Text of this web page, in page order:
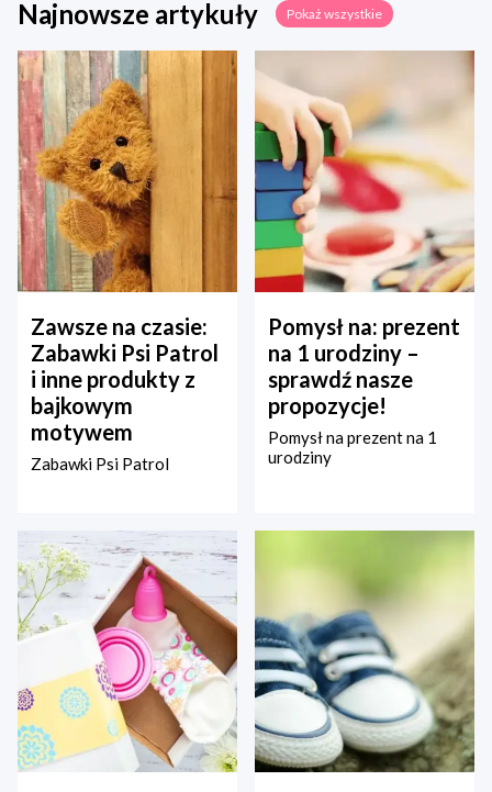
Najnowsze artykuły Pokaż wszystkie
Zawsze na czasie:
Zabawki Psi Patrol
i inne produkty z
bajkowym
motywem
Zabawki Psi Patrol
Pomysł na: prezent
na 1 urodziny –
sprawdź nasze
propozycje!
Pomysł na prezent na 1
urodziny